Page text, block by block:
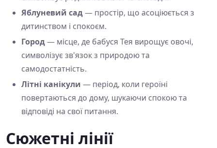
Яблуневий сад— простір, що асоціюється з
дитинством і спокоєм.
Город— місце, де бабуся Тея вирощує овочі,
символізує зв'язок з природою та
самодостатність.
Літні канікули — період, коли героїні
повертаються до дому, шукаючи спокою та
відповіді на свої питання.
Сюжетні лінії